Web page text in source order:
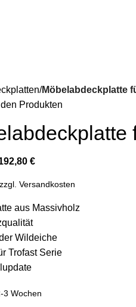
Möbelabdeckplatte
Produkten
€
zzgl. Versandkosten
aus Massivholz
Wildeiche
Trofast Serie
3 Wochen